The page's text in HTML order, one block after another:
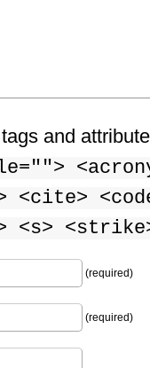
and
<cite>
<s>
(required)
(required)